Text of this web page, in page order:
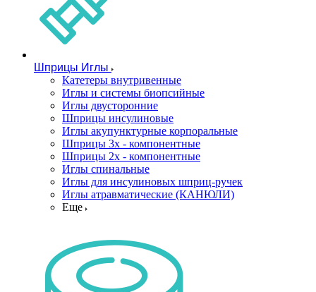
Шприцы Иглы
Катетеры внутривенные
Иглы и системы биопсийные
Иглы двусторонние
Шприцы инсулиновые
Иглы акупунктурные корпоральные
Шприцы 3х - компонентные
Шприцы 2х - компонентные
Иглы спинальные
Иглы для инсулиновых шприц-ручек
Иглы атравматические (КАНЮЛИ)
Еще